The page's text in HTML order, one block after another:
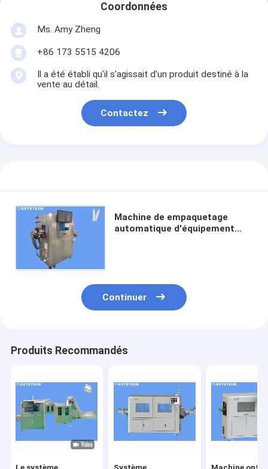
Coordonnées
Ms. Amy Zheng
+86 173 5515 4206
Il a été établi qu'il s'agissait d'un produit destiné à la
vente au détail.
Contactez
Machine de empaquetage
automatique d'équipement
Continuer
Produits Recommandés